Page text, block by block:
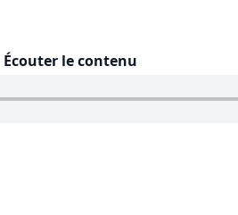
Écouter le contenu